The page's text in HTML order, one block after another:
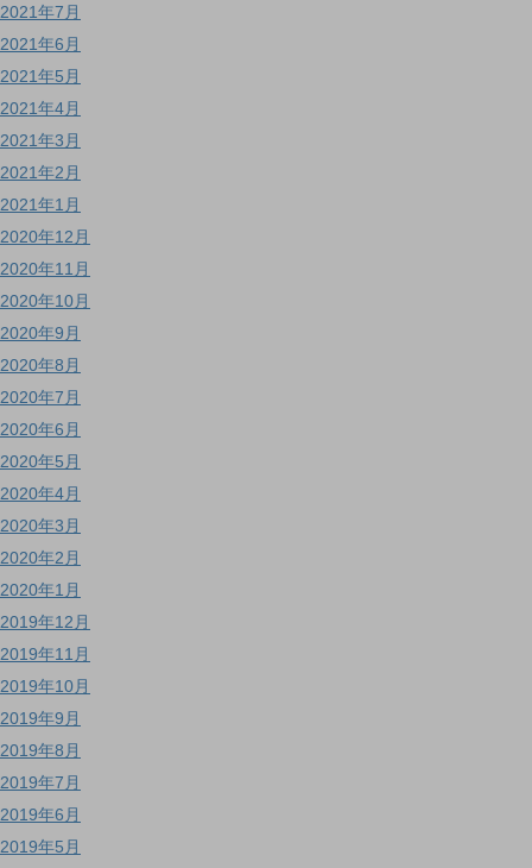
2021年7月
2021年6月
2021年5月
2021年4月
2021年3月
2021年2月
2021年1月
2020年12月
2020年11月
2020年10月
2020年9月
2020年8月
2020年7月
2020年6月
2020年5月
2020年4月
2020年3月
2020年2月
2020年1月
2019年12月
2019年11月
2019年10月
2019年9月
2019年8月
2019年7月
2019年6月
2019年5月